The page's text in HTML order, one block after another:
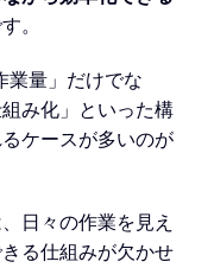
。
業量」だけでな
み化」といった構
ケースが多いのが
日々の作業を見え
る仕組みが欠かせ